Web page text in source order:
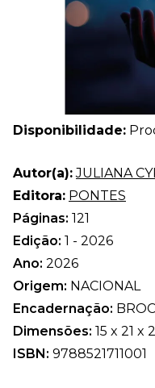
Disponibilidade:
Autor(a): JULIANA
Editora: PONTES
Páginas: 121
Edição: 1 - 2026
Ano: 2026
Origem: NACIONAL
Encadernação:
Dimensões: 15 x 21 x 2
ISBN: 9788521711001